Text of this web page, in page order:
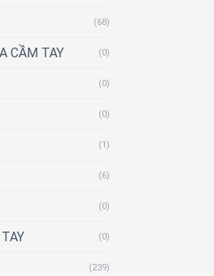
(68)
CẦM TAY (0)
(0)
(0)
(1)
(6)
(0)
(0)
(239)